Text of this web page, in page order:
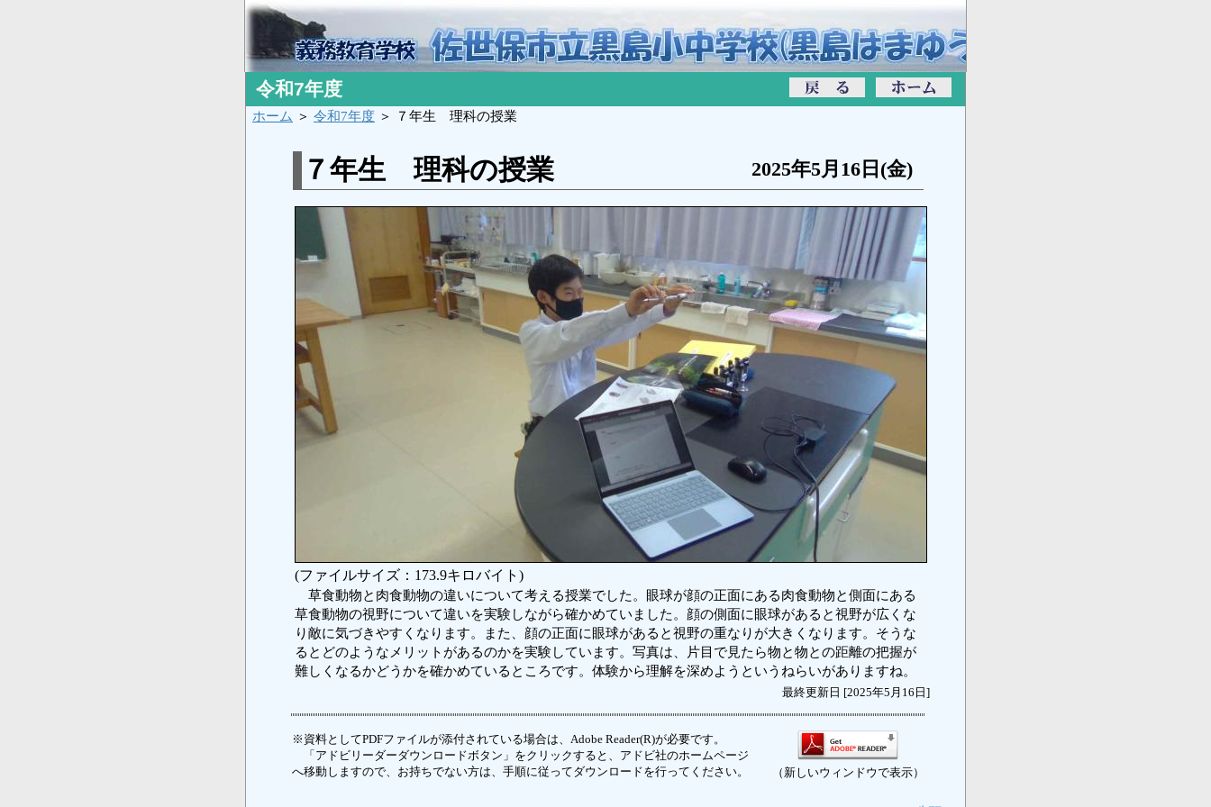
令和7年度
ホーム ＞ 令和7年度 ＞ ７年生 理科の授業
７年生 理科の授業 2025年5月16日(金)
(ファイルサイズ：173.9キロバイト)
草食動物と肉食動物の違いについて考える授業でした。眼球が顔の正面にある肉食動物と側面にある
草食動物の視野について違いを実験しながら確かめていました。顔の側面に眼球があると視野が広くな
り敵に気づきやすくなります。また、顔の正面に眼球があると視野の重なりが大きくなります。そうな
るとどのようなメリットがあるのかを実験しています。写真は、片目で見たら物と物との距離の把握が
難しくなるかどうかを確かめているところです。体験から理解を深めようというねらいがありますね。
最終更新日 [2025年5月16日]
※資料としてPDFファイルが添付されている場合は、Adobe Reader(R)が必要です。
「アドビリーダーダウンロードボタン」をクリックすると、アドビ社のホームページ
へ移動しますので、お持ちでない方は、手順に従ってダウンロードを行ってください。
（新しいウィンドウで表示）